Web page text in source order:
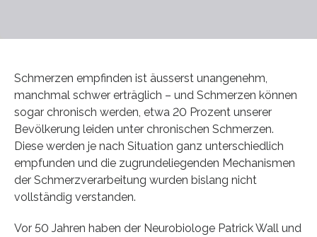
Schmerzen empfinden ist äusserst unangenehm,
manchmal schwer erträglich – und Schmerzen können
sogar chronisch werden, etwa 20 Prozent unserer
Bevölkerung leiden unter chronischen Schmerzen.
Diese werden je nach Situation ganz unterschiedlich
empfunden und die zugrundeliegenden Mechanismen
der Schmerzverarbeitung wurden bislang nicht
vollständig verstanden.
Vor 50 Jahren haben der Neurobiologe Patrick Wall und